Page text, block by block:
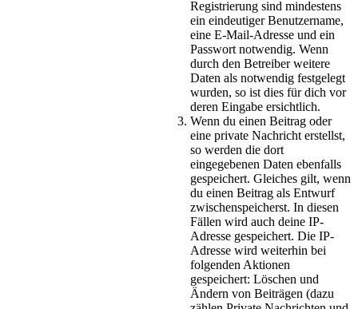
Registrierung sind mindestens
ein eindeutiger Benutzername,
eine E-Mail-Adresse und ein
Passwort notwendig. Wenn
durch den Betreiber weitere
Daten als notwendig festgelegt
wurden, so ist dies für dich vor
deren Eingabe ersichtlich.
Wenn du einen Beitrag oder
eine private Nachricht erstellst,
so werden die dort
eingegebenen Daten ebenfalls
gespeichert. Gleiches gilt, wenn
du einen Beitrag als Entwurf
zwischenspeicherst. In diesen
Fällen wird auch deine IP-
Adresse gespeichert. Die IP-
Adresse wird weiterhin bei
folgenden Aktionen
gespeichert: Löschen und
Ändern von Beiträgen (dazu